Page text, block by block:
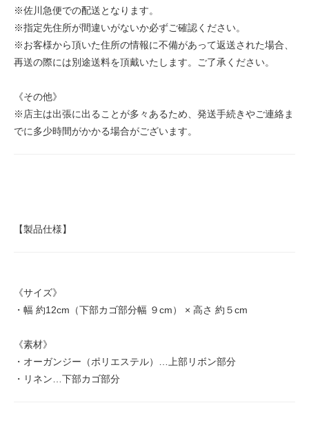
※佐川急便での配送となります。
※指定先住所が間違いがないか必ずご確認ください。
※お客様から頂いた住所の情報に不備があって返送された場合、
再送の際には別途送料を頂戴いたします。ご了承ください。
《その他》
※店主は出張に出ることが多々あるため、発送手続きやご連絡ま
でに多少時間がかかる場合がございます。
【製品仕様】
《サイズ》
・幅 約12cm（下部カゴ部分幅 ９cm） × 高さ 約５cm
《素材》
・オーガンジー（ポリエステル）…上部リボン部分
・リネン…下部カゴ部分